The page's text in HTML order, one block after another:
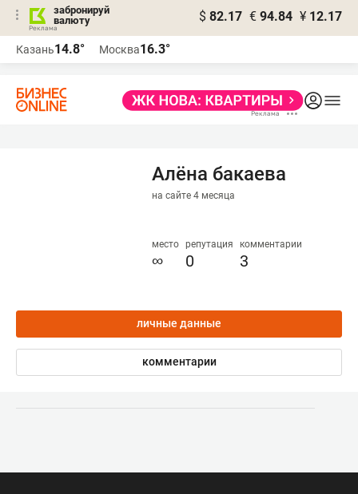
забронируй
валюту
$ 82.17 € 94.84 ¥ 12.17
Казань14.8° Москва16.3°
Алёна бакаева
на сайте 4 месяца
место
∞
репутация
0
комментарии
3
личные данные
комментарии